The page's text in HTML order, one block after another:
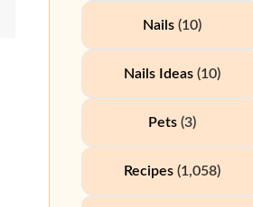
Nails (10)
Nails Ideas (10)
Pets (3)
Recipes (1,058)